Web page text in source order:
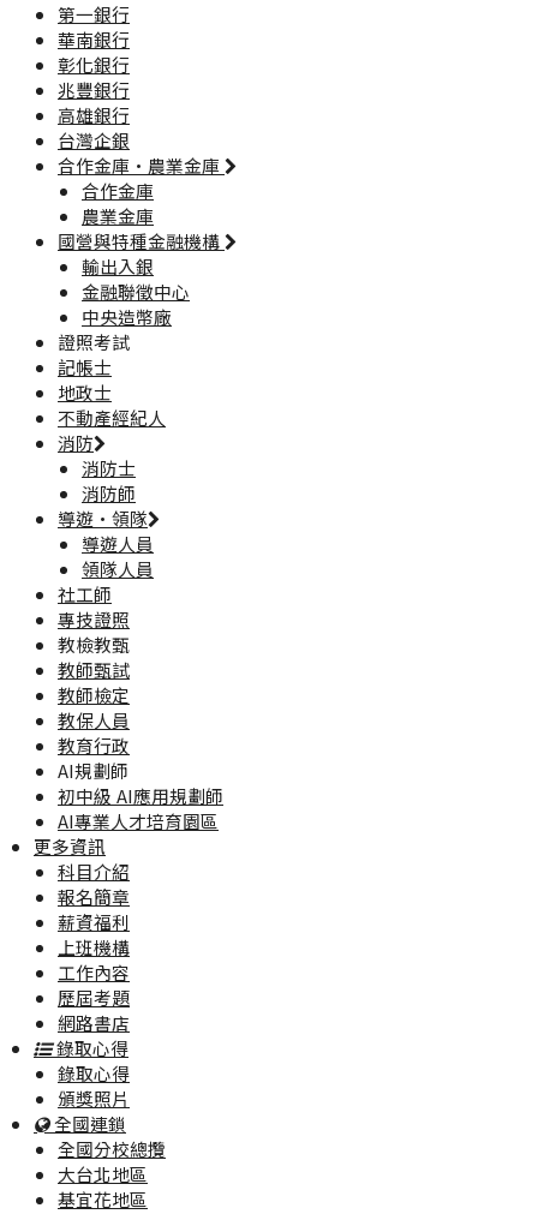
第一銀行
華南銀行
彰化銀行
兆豐銀行
高雄銀行
台灣企銀
合作金庫·農業金庫
合作金庫
農業金庫
國營與特種金融機構
輸出入銀
金融聯徵中心
中央造幣廠
證照考試
記帳士
地政士
不動產經紀人
消防
消防士
消防師
導遊·領隊
導遊人員
領隊人員
社工師
專技證照
教檢教甄
教師甄試
教師檢定
教保人員
教育行政
AI規劃師
初中級 AI應用規劃師
AI專業人才培育園區
更多資訊
科目介紹
報名簡章
薪資福利
上班機構
工作內容
歷屆考題
網路書店
錄取心得
錄取心得
頒獎照片
全國連鎖
全國分校總攬
大台北地區
基宜花地區